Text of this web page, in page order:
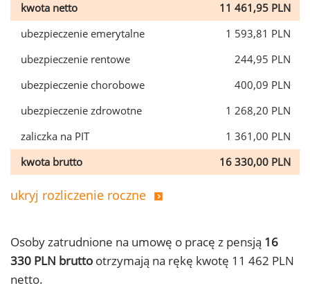
kwota netto
11 461,95 PLN
ubezpieczenie emerytalne
1 593,81 PLN
ubezpieczenie rentowe
244,95 PLN
ubezpieczenie chorobowe
400,09 PLN
ubezpieczenie zdrowotne
1 268,20 PLN
zaliczka na PIT
1 361,00 PLN
kwota brutto
16 330,00 PLN
ukryj rozliczenie roczne
Osoby zatrudnione na umowę o pracę z pensją 16
330 PLN brutto otrzymają na rękę kwotę 11 462 PLN
netto.